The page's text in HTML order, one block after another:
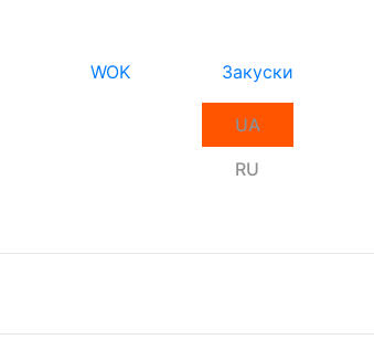
WOK Закуски
UA
RU